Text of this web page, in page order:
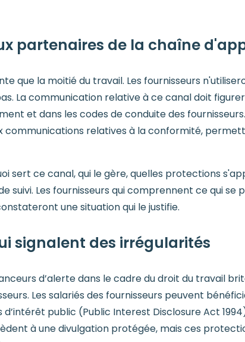
partenaires de la chaîne
que la moitié du travail. Les fournisseurs
La communication relative à ce canal doit
et dans les codes de conduite des
communications relatives à la conformité,
sert ce canal, qui le gère, quelles protections
Les fournisseurs qui comprennent ce qui se
une situation qui le justifie.
signalent des irrégularités
d’alerte dans le cadre du droit du travail
Les salariés des fournisseurs peuvent
public (Public Interest Disclosure Act
à une divulgation protégée, mais ces